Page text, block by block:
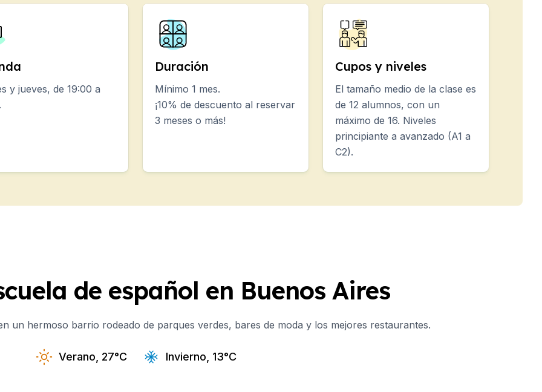
de temporada
DELE
(12-17 años)
y jueves, de 19:00 a
Duración
Mínimo 1 mes.
¡10% de descuento al reservar
3 meses o más!
Cupos y niveles
El tamaño medio de la clase es
de 12 alumnos, con un
máximo de 16. Niveles
principiante a avanzado (A1 a
C2).
de español en Buenos Aires
un hermoso barrio rodeado de parques verdes, bares de moda y los mejores restaurantes.
Verano, 27°C Invierno, 13°C